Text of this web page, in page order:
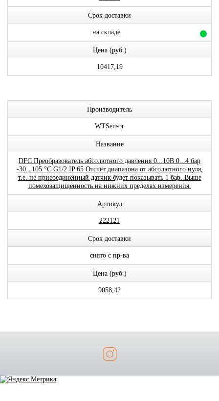
Срок доставки
на складе
Цена (руб.)
10417,19
Производитель
WTSensor
Название
DFC Преобразователь абсолютного давления 0...10В 0...4 бар
-30...105 °C G1/2 IP 65 Отсчёт диапазона от абсолютного нуля,
т.е. не присоединённый датчик будет показывать 1 бар. Выше
помехозащищённость на нижних пределах измерения.
Артикул
222121
Срок доставки
снято с пр-ва
Цена (руб.)
9058,42